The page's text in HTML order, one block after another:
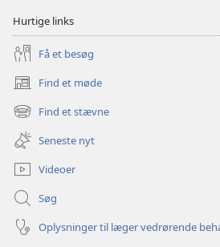
Hurtige links
Få et besøg
Find et møde
(åbner
nyt
vindue)
Find et stævne
(åbner
nyt
vindue)
Seneste nyt
Videoer
Søg
Oplysninger til læger vedrørende